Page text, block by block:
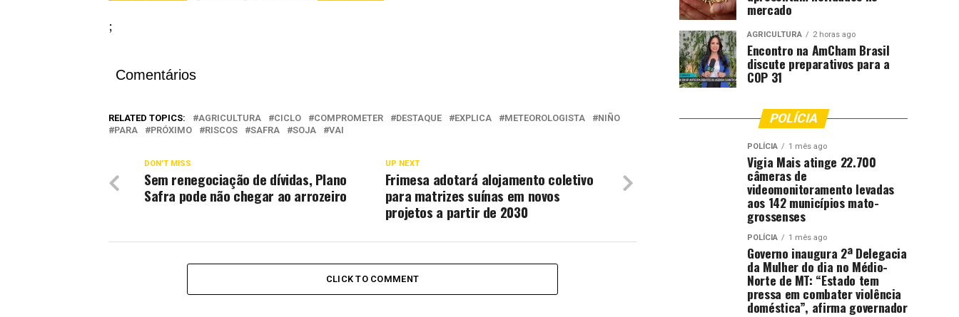
;
Comentários
RELATED TOPICS: AGRICULTURA CICLO COMPROMETER DESTAQUE EXPLICA METEOROLOGISTA
NIÑO
PARA
PRÓXIMO RISCOS SAFRA SOJA VAI
UP NEXT
Frimesa adotará alojamento coletivo
para matrizes suínas em novos
projetos a partir de 2030
DON'T MISS
Sem renegociação de dívidas, Plano
Safra pode não chegar ao arrozeiro
CLICK TO COMMENT
mercado
AGRICULTURA 2 horas ago
Encontro na AmCham Brasil
discute preparativos para a
COP 31
POLÍCIA
POLÍCIA 1 mês ago
Vigia Mais atinge 22.700
câmeras de
videomonitoramento levadas
aos 142 municípios mato-
grossenses
POLÍCIA 1 mês ago
Governo inaugura 2ª Delegacia
da Mulher do dia no Médio-
Norte de MT: “Estado tem
pressa em combater violência
doméstica”, afirma governador